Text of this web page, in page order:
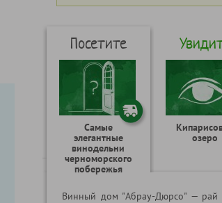
Посетите
Самые
элегантные
винодельни
черноморского
побережья
озеро
Винный дом "Абрау-Дюрсо" — рай